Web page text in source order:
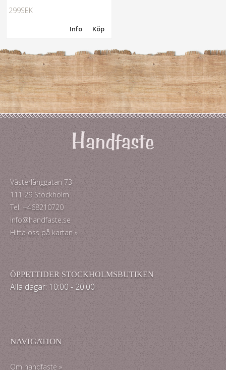
299SEK
Köp
Info
Västerlånggatan 73
111 29 Stockholm
Tel: +468210720
info@handfaste.se
Hitta oss på kartan »
ÖPPETTIDER STOCKHOLMSBUTIKEN
Alla dagar: 10:00 - 20:00
NAVIGATION
Om handfaste »